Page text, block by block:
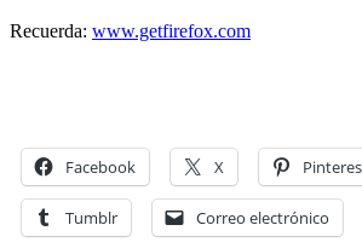
Recuerda: www.getfirefox.com
Facebook X
Tumblr Correo electrónico